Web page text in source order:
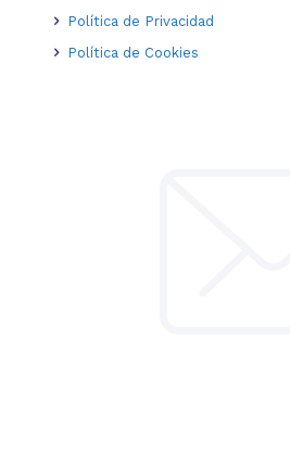
Política de Privacidad
Política de Cookies